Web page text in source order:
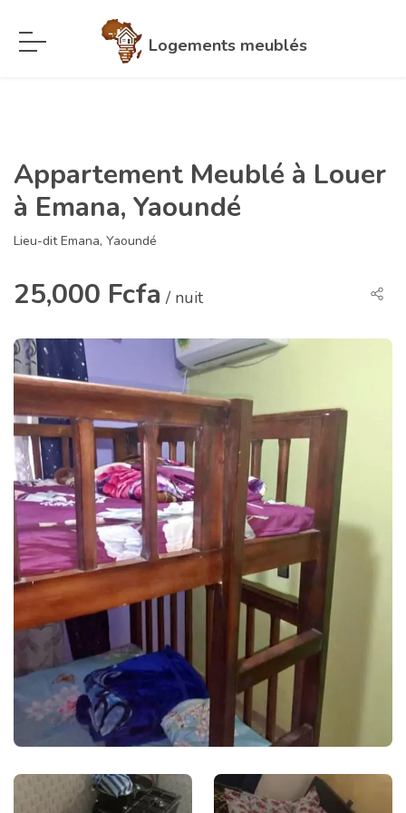
Logements meublés
Appartement Meublé à Louer
à Emana, Yaoundé
Lieu-dit Emana, Yaoundé
25,000 Fcfa / nuit